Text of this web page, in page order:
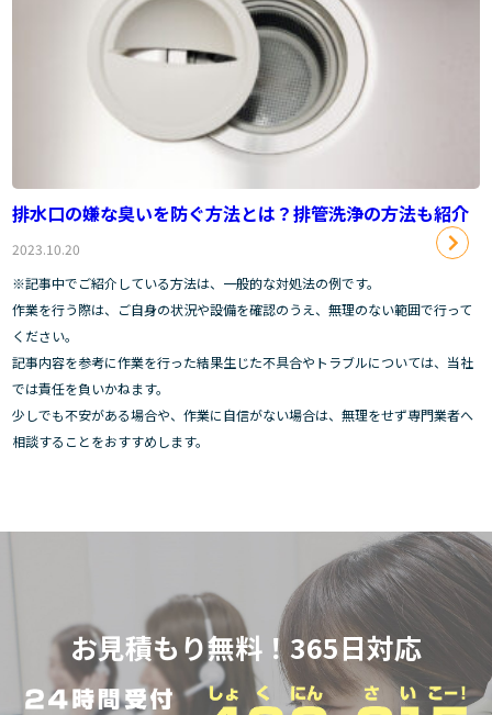
排水口の嫌な臭いを防ぐ方法とは？排管洗浄の方法も紹介
2023.10.20
※記事中でご紹介している方法は、一般的な対処法の例です。
作業を行う際は、ご自身の状況や設備を確認のうえ、無理のない範囲で行って
ください。
記事内容を参考に作業を行った結果生じた不具合やトラブルについては、当社
では責任を負いかねます。
少しでも不安がある場合や、作業に自信がない場合は、無理をせず専門業者へ
相談することをおすすめします。
お見積もり無料！365日対応